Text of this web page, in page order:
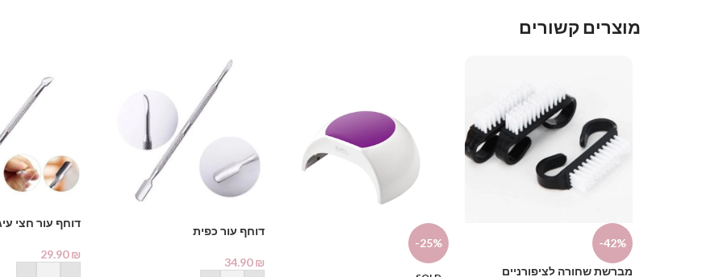
מוצרים קשורים
-42%
מברשת שחורה לציפורניים
-25%
דוחף עור כפית
34.90₪
דוחף עור חצי
29.90₪